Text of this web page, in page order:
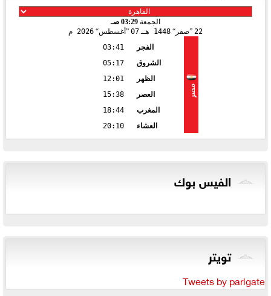
الجمعة 03:29 صـ
22
صفر 1448 هـ 07 أغسطس 2026 م
مصر
الفجر
03:41
الشروق
05:17
الظهر
12:01
العصر
15:38
المغرب
18:44
العشاء
20:10
الفيس بوك
تويتر
Tweets by parlgate